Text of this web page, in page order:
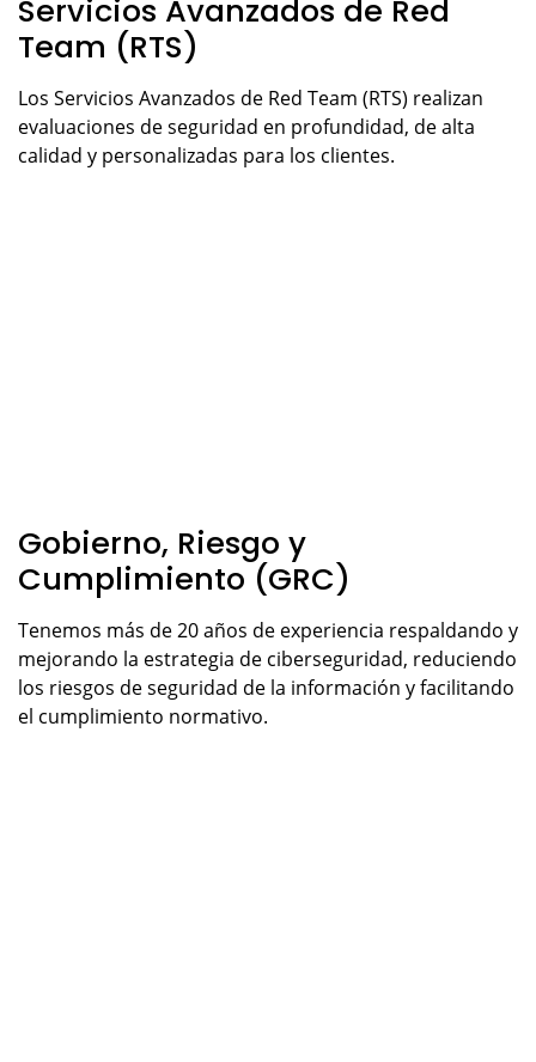
Servicios Avanzados de Red
Team (RTS)
Los Servicios Avanzados de Red Team (RTS) realizan
evaluaciones de seguridad en profundidad, de alta
calidad y personalizadas para los clientes.
Gobierno, Riesgo y
Cumplimiento (GRC)
Tenemos más de 20 años de experiencia respaldando y
mejorando la estrategia de ciberseguridad, reduciendo
los riesgos de seguridad de la información y facilitando
el cumplimiento normativo.